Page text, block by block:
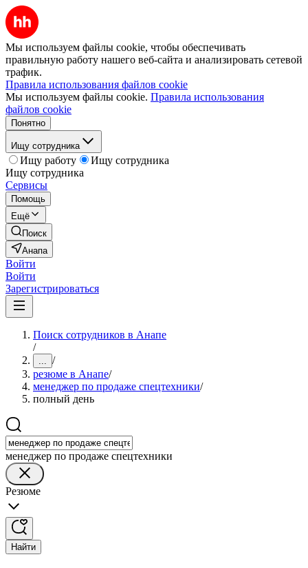
Мы используем файлы cookie, чтобы обеспечивать
правильную работу нашего веб-сайта и анализировать сетевой
трафик.
Правила использования файлов cookie
Мы используем файлы cookie. Правила использования
файлов cookie
Понятно
Ищу сотрудника
Ищу работу
Ищу сотрудника
Ищу сотрудника
Сервисы
Помощь
Ещё
Поиск
Анапа
Войти
Войти
Зарегистрироваться
Поиск сотрудников в Анапе
/
... /
резюме в Анапе/
менеджер по продаже спецтехники/
полный день
менеджер по продаже спецтехники
Резюме
Найти